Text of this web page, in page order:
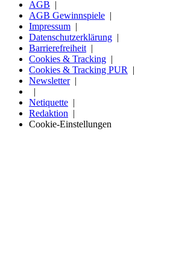
AGB
AGB Gewinnspiele
Impressum
Datenschutzerklärung
Barrierefreiheit
Cookies & Tracking
Cookies & Tracking PUR
Newsletter
Netiquette
Redaktion
Cookie-Einstellungen